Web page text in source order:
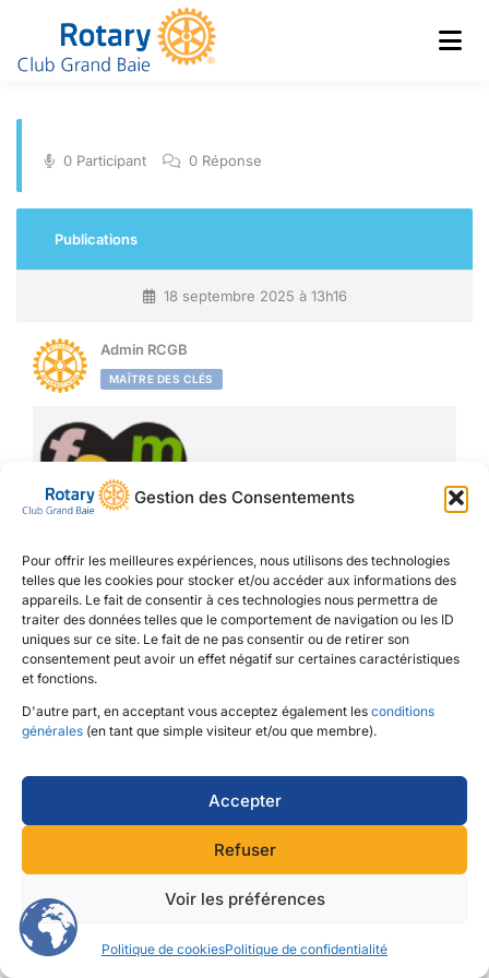
Gestion des Consentements
Pour offrir les meilleures expériences, nous utilisons des technologies
telles que les cookies pour stocker et/ou accéder aux informations des
appareils. Le fait de consentir à ces technologies nous permettra de
traiter des données telles que le comportement de navigation ou les ID
uniques sur ce site. Le fait de ne pas consentir ou de retirer son
consentement peut avoir un effet négatif sur certaines caractéristiques
et fonctions.
D'autre part, en acceptant vous acceptez également les conditions
générales (en tant que simple visiteur et/ou que membre).
Accepter
Refuser
Voir les préférences
Politique de cookiesPolitique de confidentialité
0 Participant 0 Réponse
Publications
18 septembre 2025 à 13h16
Admin RCGB
MAÎTRE DES CLÉS
BIENVENUE SUR LE FORUM DU COMITE JEUNES
GENERATIONS
Vous devez être connecté.e pour répondre à ce sujet.
Copyright © 2026
Rotary Club de Grand Baie